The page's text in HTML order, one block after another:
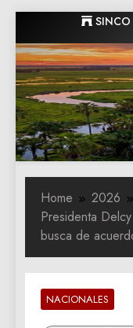
to
content
SINCO
Home 2026
Presidenta
busca de
NACIONALES